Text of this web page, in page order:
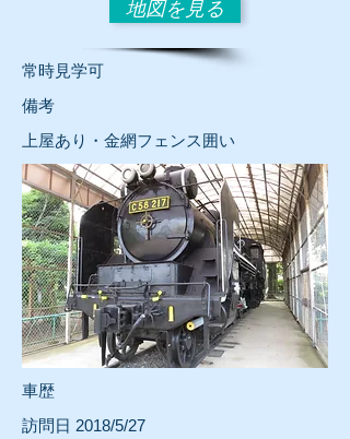
地図を見る
常時見学可
​備考
上屋あり・金網フェンス囲い
車歴
訪問日 2018/5/27